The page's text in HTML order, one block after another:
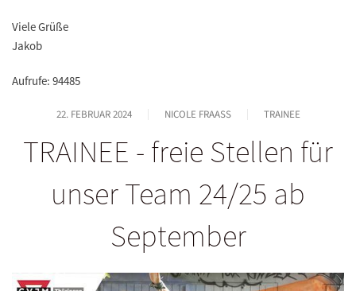
Viele Grüße
Jakob
Aufrufe: 94485
22. FEBRUAR 2024 NICOLE FRAASS TRAINEE
TRAINEE - freie Stellen für
unser Team 24/25 ab
September